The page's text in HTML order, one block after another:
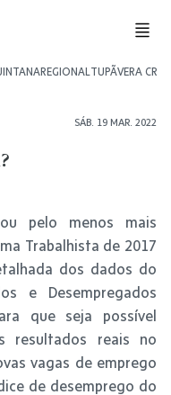
REGIONALTUPÃVERA CRUZ
SÁB. 19 MAR. 2022
pelo menos mais
Trabalhista de 2017
dos dados do
e Desempregados
que seja possível
resultados reais no
vagas de emprego
de desemprego do